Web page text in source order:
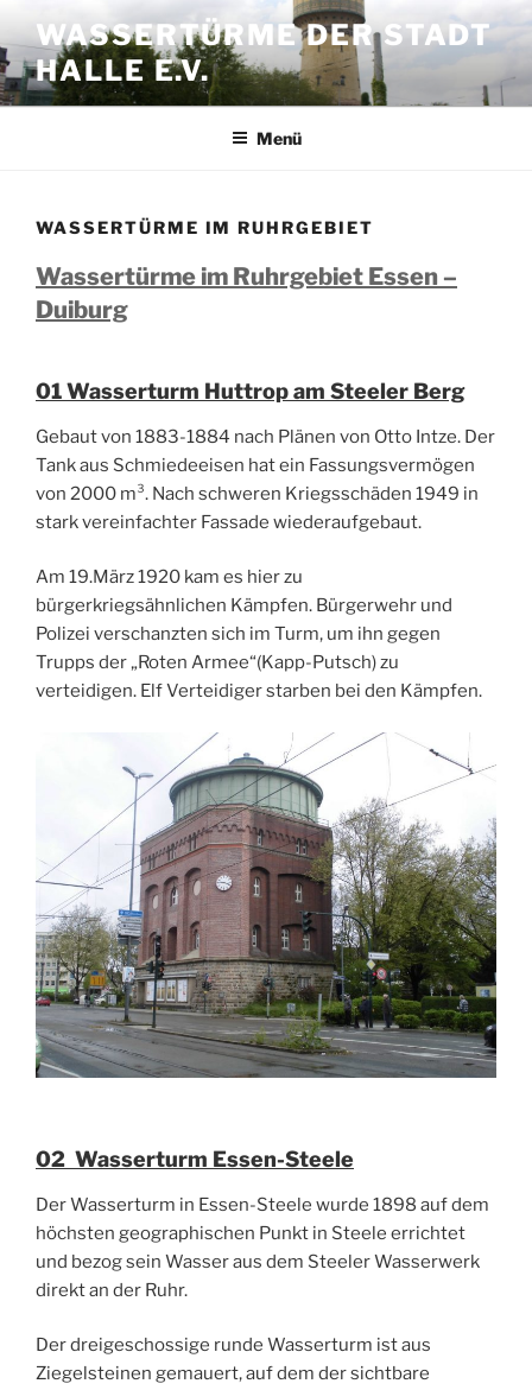
Inhalt
springen
WASSERTÜRME DER STADT
HALLE E.V.
Menü
WASSERTÜRME IM RUHRGEBIET
Wassertürme im Ruhrgebiet Essen –
Duiburg
01 Wasserturm Huttrop am Steeler Berg
Gebaut von 1883-1884 nach Plänen von Otto Intze. Der
Tank aus Schmiedeeisen hat ein Fassungsvermögen
von 2000 m³. Nach schweren Kriegsschäden 1949 in
stark vereinfachter Fassade wiederaufgebaut.
Am 19.März 1920 kam es hier zu
bürgerkriegsähnlichen Kämpfen. Bürgerwehr und
Polizei verschanzten sich im Turm, um ihn gegen
Trupps der „Roten Armee“(Kapp-Putsch) zu
verteidigen. Elf Verteidiger starben bei den Kämpfen.
02 Wasserturm Essen-Steele
Der Wasserturm in Essen-Steele wurde 1898 auf dem
höchsten geographischen Punkt in Steele errichtet
und bezog sein Wasser aus dem Steeler Wasserwerk
direkt an der Ruhr.
Der dreigeschossige runde Wasserturm ist aus
Ziegelsteinen gemauert, auf dem der sichtbare